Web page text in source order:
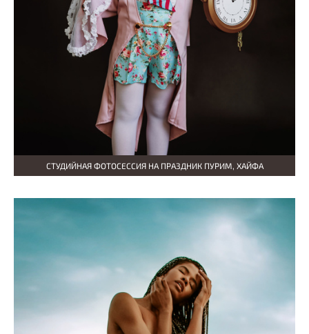
СТУДИЙНАЯ ФОТОСЕССИЯ НА ПРАЗДНИК ПУРИМ, ХАЙФА